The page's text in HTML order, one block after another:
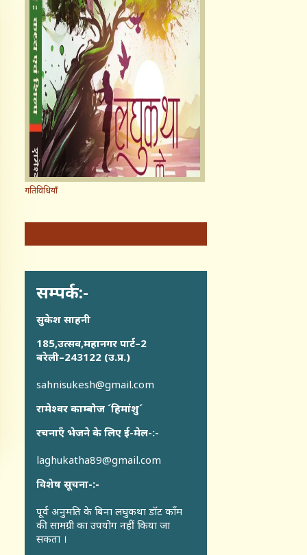
गतिविधियाँ
सम्पर्क:-
सुकेश साहनी
185,उत्सव,महानगर पार्ट–2
बरेली–243122 (उ.प्र.)
sahnisukesh@gmail.com
रामेश्वर काम्बोज ´हिमांशु´
रचनाएँ भेजने के लिए ई-मेल-:-
laghukatha89@gmail.com
विशेष सूचना-:-
पूर्व अनुमति के बिना लघुकथा डॉट कॉंम
की सामग्री का उपयोग नहीं किया जा
सकता ।